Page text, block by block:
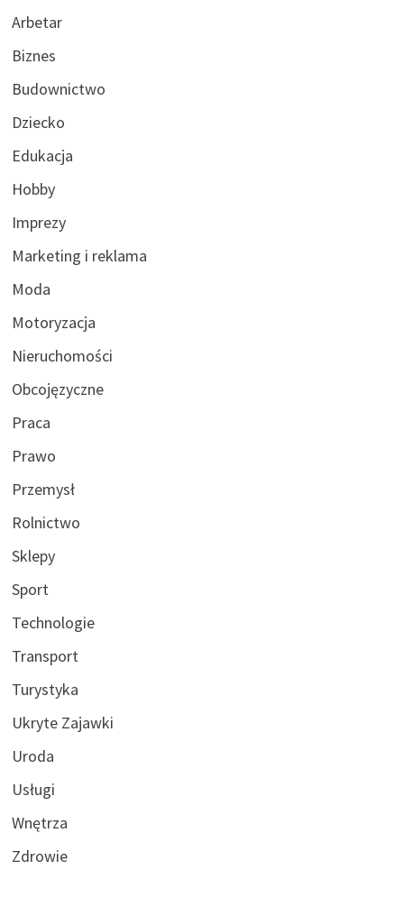
Arbetar
Biznes
Budownictwo
Dziecko
Edukacja
Hobby
Imprezy
Marketing i reklama
Moda
Motoryzacja
Nieruchomości
Obcojęzyczne
Praca
Prawo
Przemysł
Rolnictwo
Sklepy
Sport
Technologie
Transport
Turystyka
Ukryte Zajawki
Uroda
Usługi
Wnętrza
Zdrowie